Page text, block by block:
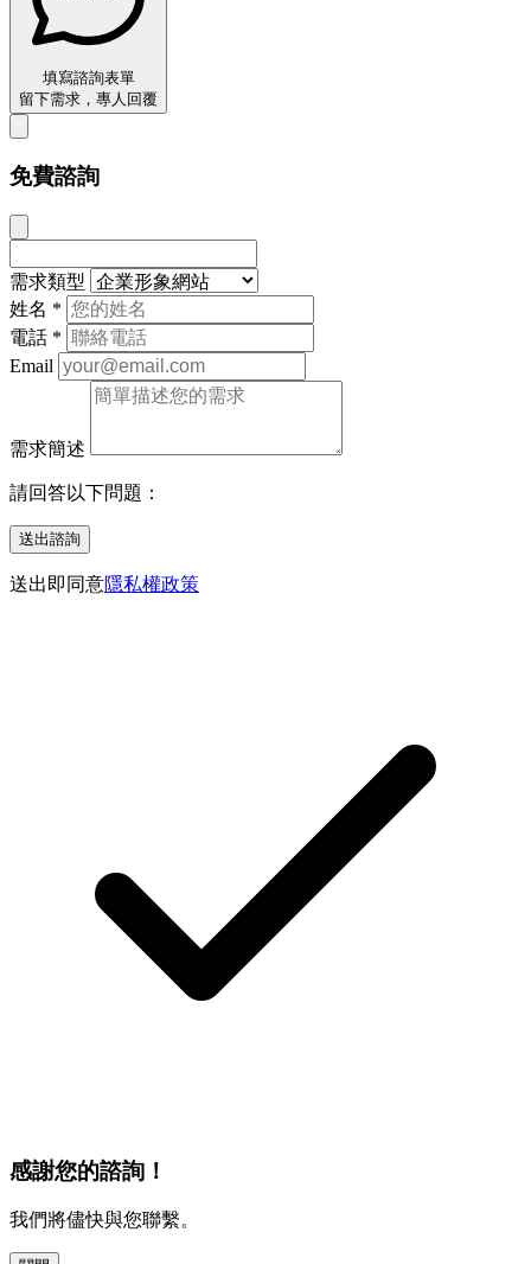
填寫諮詢表單
留下需求，專人回覆
免費諮詢
需求類型
姓名 *
電話 *
Email
需求簡述
請回答以下問題：
送出諮詢
送出即同意隱私權政策
感謝您的諮詢！
我們將儘快與您聯繫。